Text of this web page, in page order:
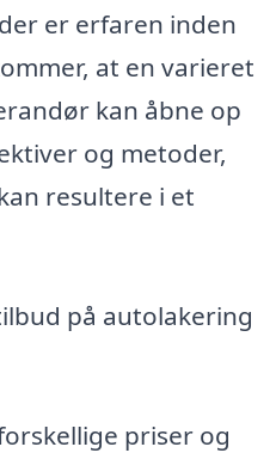
er erfaren inden
at en varieret
kan åbne op
og metoder,
resultere i et
på autolakering
priser og